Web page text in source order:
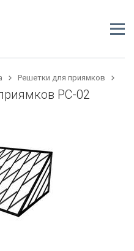
Решетки для приямков
РС-02